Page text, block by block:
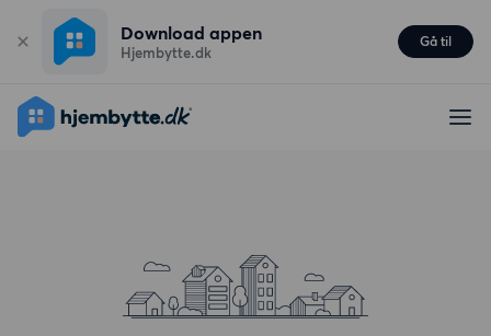
Download appen
Hjembytte.dk
Gå til